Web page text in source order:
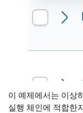
이 예제에서는 이상
실행 체인에 적합한